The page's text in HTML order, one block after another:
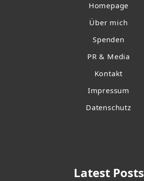
Homepage
Über mich
Spenden
PR & Media
Kontakt
Impressum
Datenschutz
Latest Posts